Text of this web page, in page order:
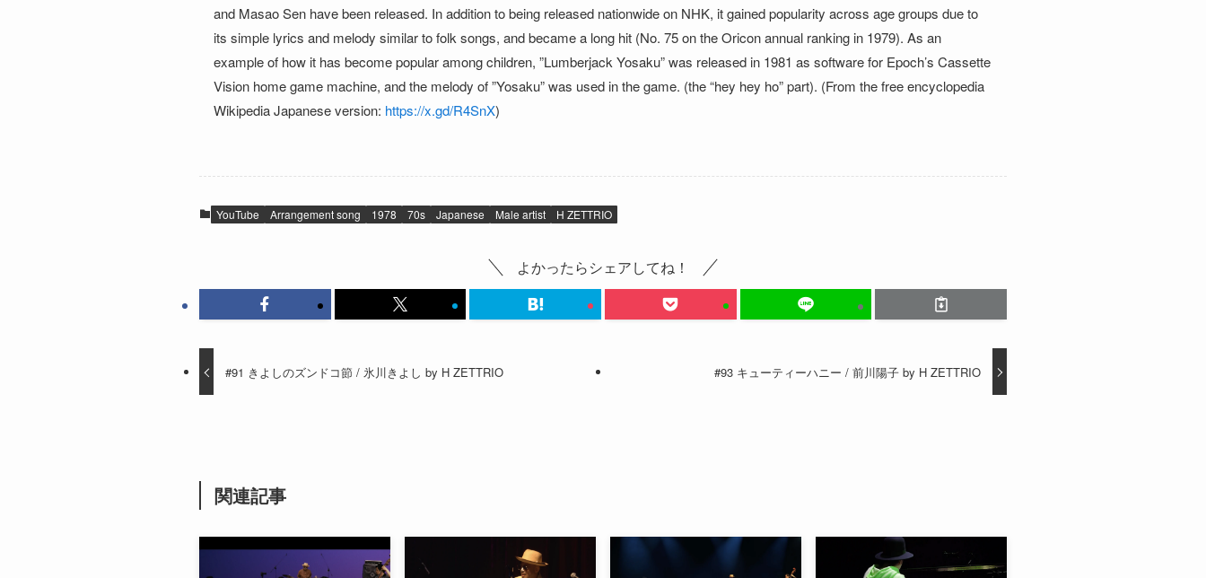
and Masao Sen have been released. In addition to being released nationwide on NHK, it gained popularity across age groups due to
its simple lyrics and melody similar to folk songs, and became a long hit (No. 75 on the Oricon annual ranking in 1979). As an
example of how it has become popular among children, ”Lumberjack Yosaku” was released in 1981 as software for Epoch’s Cassette
Vision home game machine, and the melody of ”Yosaku” was used in the game. (the “hey hey ho” part). (From the free encyclopedia
Wikipedia Japanese version: https://x.gd/R4SnX)
YouTube Arrangement song 1978 70s Japanese Male artist H ZETTRIO
よかったらシェアしてね！
#91 きよしのズンドコ節 / 氷川きよし by H ZETTRIO #93 キューティーハニー / 前川陽子 by H ZETTRIO
関連記事